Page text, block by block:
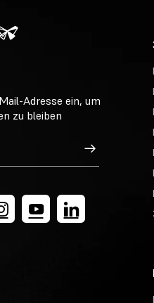
Adresse ein, um
zu bleiben
Registrieren